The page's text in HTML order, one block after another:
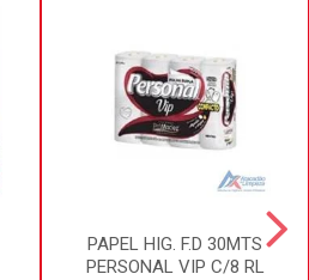
PAPEL HIG. F.D 30MTS
PERSONAL VIP C/8 RL